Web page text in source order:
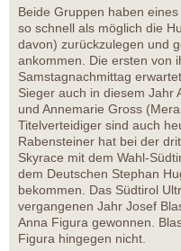
Beide Gruppen haben
so schnell als möglich die
davon) zurückzulegen und
ankommen. Die ersten von
Samstagnachmittag
Sieger auch in diesem Jahr
und Annemarie Gross
Titelverteidiger sind auch
Rabensteiner hat bei der
Skyrace mit dem Wahl-
dem Deutschen Stephan
bekommen. Das Südtirol
vergangenen Jahr Josef
Anna Figura gewonnen.
Figura hingegen nicht.